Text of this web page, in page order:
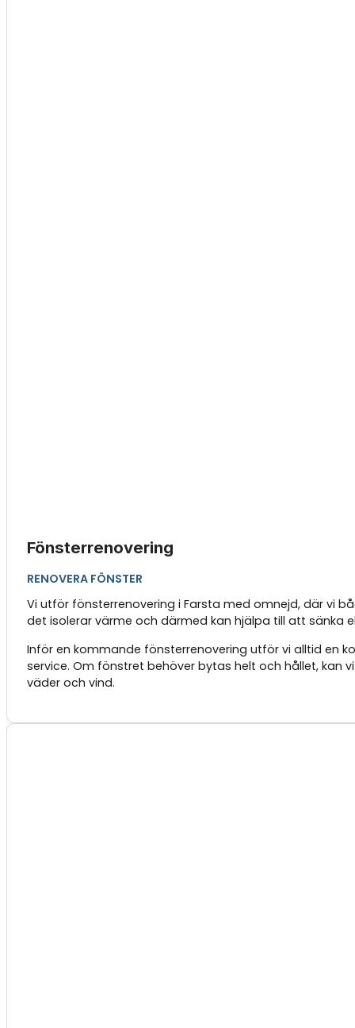
Fönsterrenovering
RENOVERA FÖNSTER
Vi utför fönsterrenovering i Farsta med omnejd, där vi
det isolerar värme och därmed kan hjälpa till att sänka
Inför en kommande fönsterrenovering utför vi alltid en
service. Om fönstret behöver bytas helt och hållet,
väder och vind.